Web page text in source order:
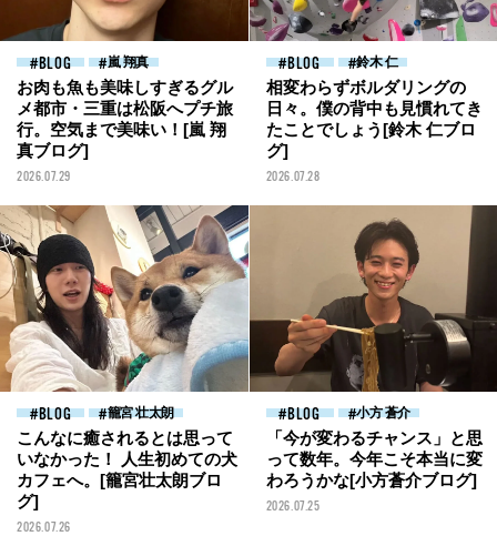
BLOG 嵐 翔真
お肉も魚も美味しすぎるグル
メ都市・三重は松阪へプチ旅
行。空気まで美味い！[嵐 翔
真ブログ]
2026.07.29
BLOG 鈴木 仁
相変わらずボルダリングの
日々。僕の背中も見慣れてき
たことでしょう[鈴木 仁ブロ
グ]
2026.07.28
BLOG 籠宮 壮太朗
こんなに癒されるとは思って
いなかった！ 人生初めての犬
カフェへ。[籠宮壮太朗ブロ
グ]
2026.07.26
BLOG 小方 蒼介
「今が変わるチャンス」と思
って数年。今年こそ本当に変
わろうかな[小方蒼介ブログ]
2026.07.25